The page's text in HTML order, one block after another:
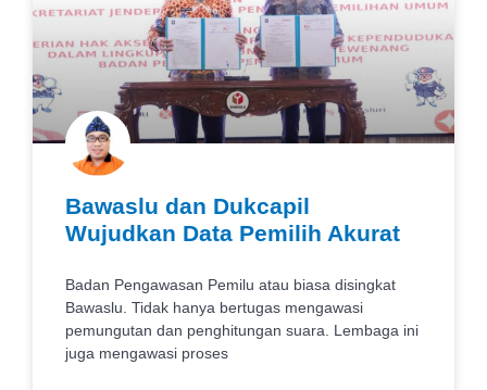
Bawaslu dan Dukcapil
Wujudkan Data Pemilih Akurat
Badan Pengawasan Pemilu atau biasa disingkat
Bawaslu. Tidak hanya bertugas mengawasi
pemungutan dan penghitungan suara. Lembaga ini
juga mengawasi proses